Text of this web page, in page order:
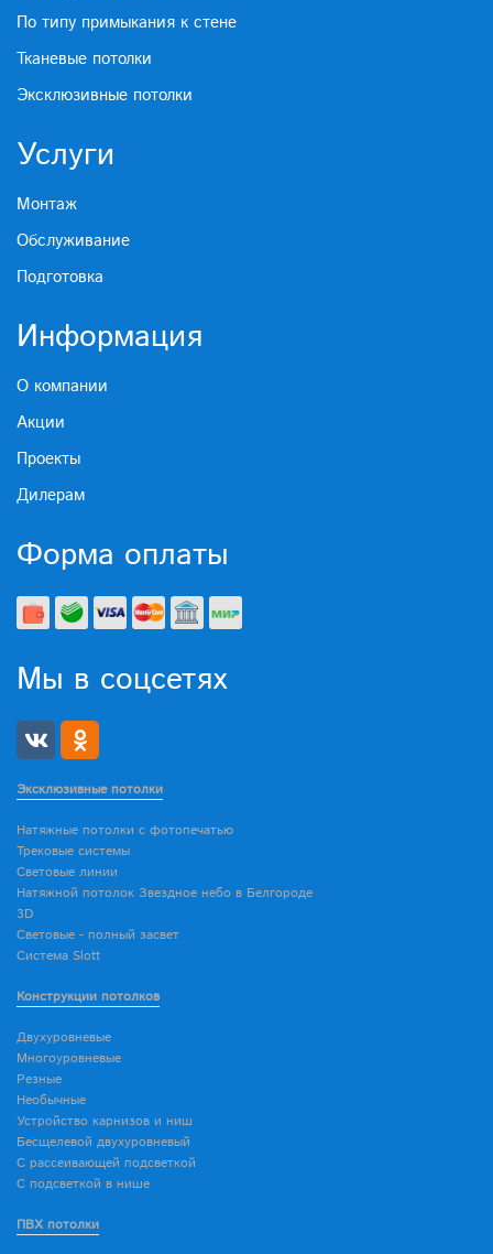
По типу примыкания к стене
Тканевые потолки
Эксклюзивные потолки
Услуги
Монтаж
Обслуживание
Подготовка
Информация
О компании
Акции
Проекты
Дилерам
Форма оплаты
Мы в соцсетях
Эксклюзивные потолки
Натяжные потолки с фотопечатью
Трековые системы
Световые линии
Натяжной потолок Звездное небо в Белгороде
3D
Световые - полный засвет
Система Slott
Конструкции потолков
Двухуровневые
Многоуровневые
Резные
Необычные
Устройство карнизов и ниш
Бесщелевой двухуровневый
С рассеивающей подсветкой
С подсветкой в нише
ПВХ потолки